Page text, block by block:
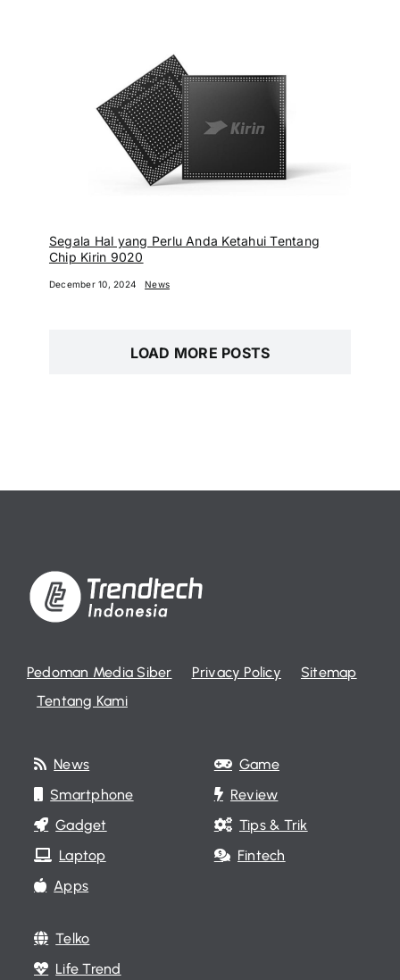
Segala Hal yang Perlu Anda Ketahui Tentang
Chip Kirin 9020
December 10, 2024 News
LOAD MORE POSTS
Pedoman Media Siber Privacy Policy
Sitemap
Tentang Kami
News
Smartphone
Gadget
Laptop
Apps
Game
Review
Tips & Trik
Fintech
Telko
Life Trend